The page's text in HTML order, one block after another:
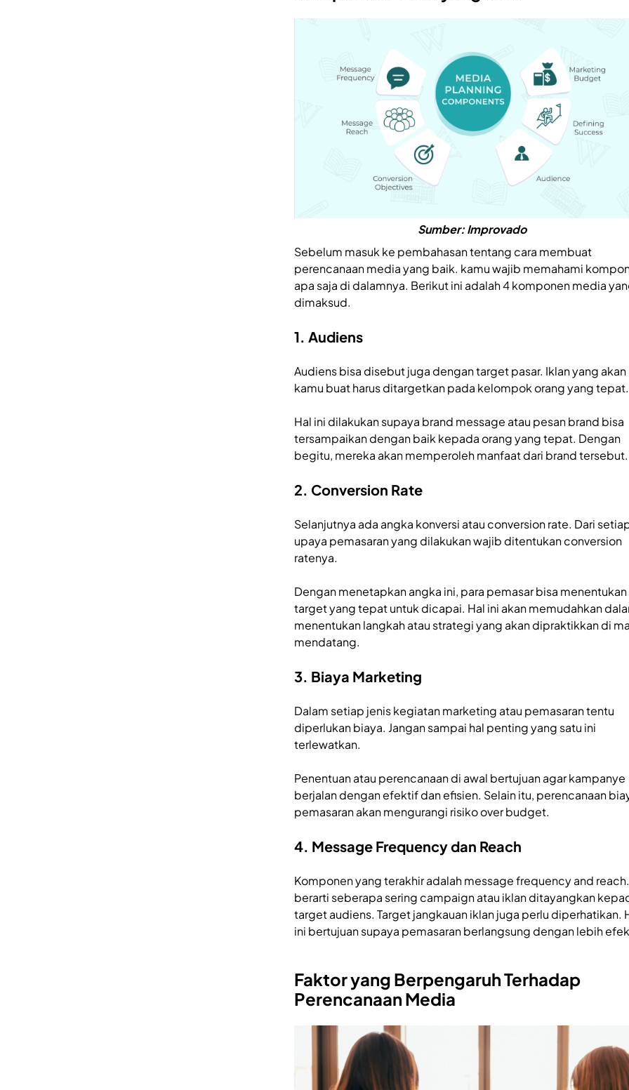
Sumber: Improvado
Sebelum masuk ke pembahasan tentang cara membuat
perencanaan media yang baik. kamu wajib memahami
apa saja di dalamnya. Berikut ini adalah 4 komponen media
dimaksud.
1. Audiens
Audiens bisa disebut juga dengan target pasar. Iklan yang akan
kamu buat harus ditargetkan pada kelompok orang yang
Hal ini dilakukan supaya brand message atau pesan brand bisa
tersampaikan dengan baik kepada orang yang tepat. Dengan
begitu, mereka akan memperoleh manfaat dari brand tersebut.
2. Conversion Rate
Selanjutnya ada angka konversi atau conversion rate. Dari
upaya pemasaran yang dilakukan wajib ditentukan conversion
ratenya.
Dengan menetapkan angka ini, para pemasar bisa menentukan
target yang tepat untuk dicapai. Hal ini akan memudahkan
menentukan langkah atau strategi yang akan dipraktikkan di
mendatang.
3. Biaya Marketing
Dalam setiap jenis kegiatan marketing atau pemasaran tentu
diperlukan biaya. Jangan sampai hal penting yang satu ini
terlewatkan.
Penentuan atau perencanaan di awal bertujuan agar kampanye
berjalan dengan efektif dan efisien. Selain itu, perencanaan
pemasaran akan mengurangi risiko over budget.
4. Message Frequency dan Reach
Komponen yang terakhir adalah message frequency and
berarti seberapa sering campaign atau iklan ditayangkan
target audiens. Target jangkauan iklan juga perlu diperhatikan.
ini bertujuan supaya pemasaran berlangsung dengan lebih
Faktor yang Berpengaruh Terhadap
Perencanaan Media